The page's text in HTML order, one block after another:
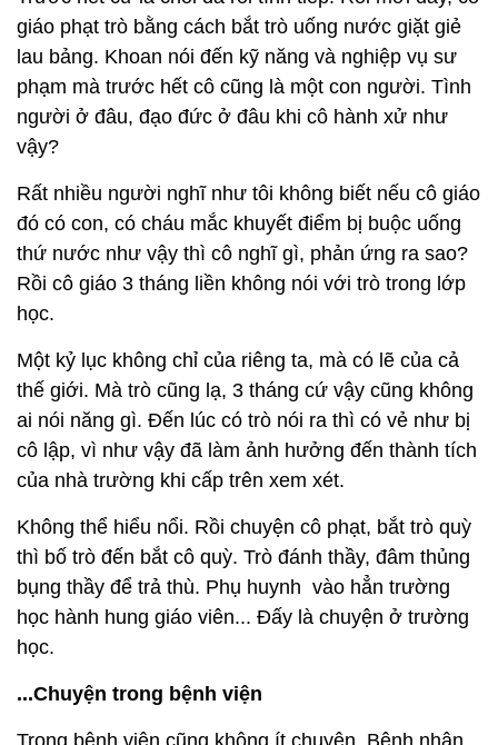
giáo phạt trò bằng cách bắt trò uống nước giặt giẻ
lau bảng. Khoan nói đến kỹ năng và nghiệp vụ sư
phạm mà trước hết cô cũng là một con người. Tình
người ở đâu, đạo đức ở đâu khi cô hành xử như
vậy?
Rất nhiều người nghĩ như tôi không biết nếu cô giáo
đó có con, có cháu mắc khuyết điểm bị buộc uống
thứ nước như vậy thì cô nghĩ gì, phản ứng ra sao?
Rồi cô giáo 3 tháng liền không nói với trò trong lớp
học.
Một kỷ lục không chỉ của riêng ta, mà có lẽ của cả
thế giới. Mà trò cũng lạ, 3 tháng cứ vậy cũng không
ai nói năng gì. Đến lúc có trò nói ra thì có vẻ như bị
cô lập, vì như vậy đã làm ảnh hưởng đến thành tích
của nhà trường khi cấp trên xem xét.
Không thể hiểu nổi. Rồi chuyện cô phạt, bắt trò quỳ
thì bố trò đến bắt cô quỳ. Trò đánh thầy, đâm thủng
bụng thầy để trả thù. Phụ huynh vào hẳn trường
học hành hung giáo viên... Đấy là chuyện ở trường
học.
...Chuyện trong bệnh viện
Trong bệnh viện cũng không ít chuyện. Bệnh nhân,